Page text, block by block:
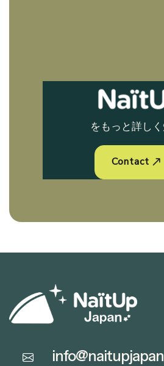
をもっと詳し
Contact